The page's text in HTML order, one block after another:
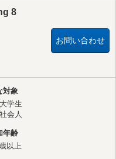
8
お問い合わせ
対象
大学生
社会人
年齢
以上